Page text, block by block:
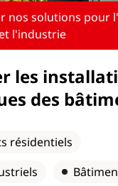
nos solutions pour
l'industrie
les
des
résidentiels